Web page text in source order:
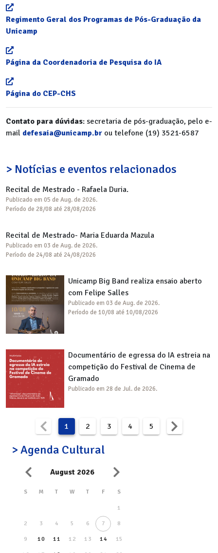
Regimento Geral dos Programas de Pós-Graduação da
Unicamp
Página da Coordenadoria de Pesquisa do IA
Página do CEP-CHS
Contato para dúvidas: secretaria de pós-graduação, pelo e-
mail defesaia@unicamp.br ou telefone (19) 3521-6587
> Notícias e eventos relacionados
Recital de Mestrado - Rafaela Duria.
Publicado em 05 de Aug. de 2026.
Período de 28/08 até 28/08/2026
Recital de Mestrado- Maria Eduarda Mazula
Publicado em 03 de Aug. de 2026.
Período de 24/08 até 24/08/2026
Unicamp Big Band realiza ensaio aberto
com Felipe Salles
Publicado em 03 de Aug. de 2026.
Período de 10/08 até 10/08/2026
Documentário de egressa do IA estreia na
competição do Festival de Cinema de
Gramado
Publicado em 28 de Jul. de 2026.
1 2 3 4 5
> Agenda Cultural
August 2026
S M T W T F S
1
2 3 4 5 6 7 8
9 10 11 12 13 14 15